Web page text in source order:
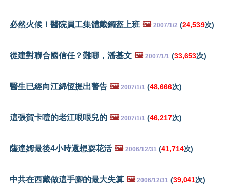
必然火候！醫院員工集體戴鋼盔上班 🖼️ 2007/1/2 (24,539次)
從建對聯合國信任？難哪，潘基文 🖼️ 2007/1/1 (33,653次)
醫生已經向江綿恆提出警告 🖼️ 2007/1/1 (48,666次)
這張賀卡噎的老江哏哏兒的 🖼️ 2007/1/1 (46,217次)
薩達姆最後4小時還想耍花活 🖼️ 2006/12/31 (41,714次)
中共在西藏做這手腳的最大失算 🖼️ 2006/12/31 (39,041次)